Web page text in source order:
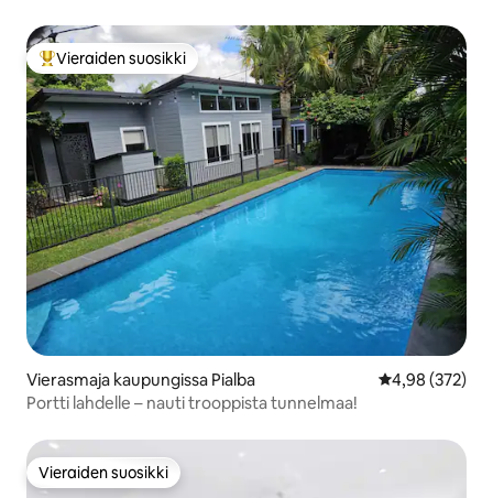
Vieraiden suosikkien parhaimmistoa
Vieraiden suosikki
Vierasmaja kaupungissa Pialba
4,98 (372)
Portti lahdelle – nauti trooppista tunnelmaa!
Vieraiden suosikki
Vieraiden suosikki